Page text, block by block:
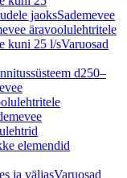
jaoksSademevee
äravoolulehtritele
kuni 25 l/sVaruosad
d250–
elemendid
ja väljasVaruosad